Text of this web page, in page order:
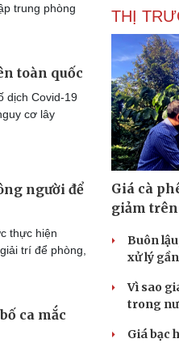
trung phòng
toàn quốc
dịch Covid-19
cơ lây
người để
thực hiện
trí để phòng,
ca mắc
THỊ
Giá cà
giảm trên
Buôn
xử lý
Vì sao
trong
Giá bạc